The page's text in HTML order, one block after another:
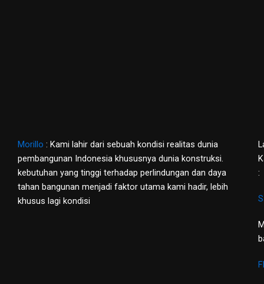
Morillo : Kami lahir dari sebuah kondisi realitas dunia
pembangunan Indonesia khususnya dunia konstruksi.
kebutuhan yang tinggi terhadap perlindungan dan daya
tahan bangunan menjadi faktor utama kami hadir, lebih
khusus lagi kondisi
: